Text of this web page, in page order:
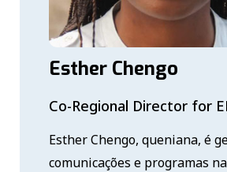
Esther Chengo
Co-Regional Director for
Esther Chengo, queniana, é
comunicações e programas